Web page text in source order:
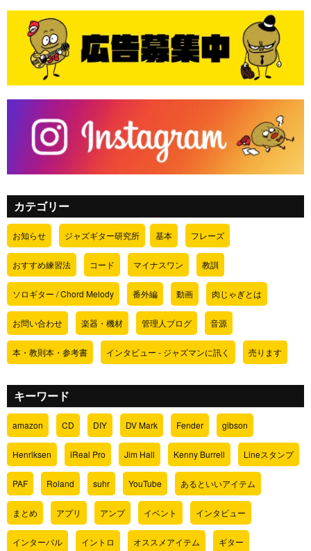
カテゴリー
お知らせ ジャズギター研究所 基本 フレーズ
おすすめ練習法 コード マイナスワン 教訓
ソロギター / Chord Melody 番外編 動画 肉じゃぎとは
お問い合わせ 楽器・機材 管理人ブログ 音源
本・教則本・参考書 インタビュー - ジャズマンに訊く 売ります
キーワード
amazon CD DIY DV Mark Fender gibson
Henriksen iReal Pro Jim Hall Kenny Burrell Lineスタンプ
PAF Roland suhr YouTube あるといいアイテム
まとめ アプリ アンプ イベント インタビュー
インターバル イントロ オススメアイテム ギター